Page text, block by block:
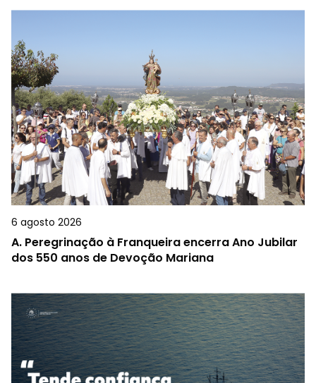
6 agosto 2026
A. Peregrinação à Franqueira encerra Ano Jubilar
dos 550 anos de Devoção Mariana